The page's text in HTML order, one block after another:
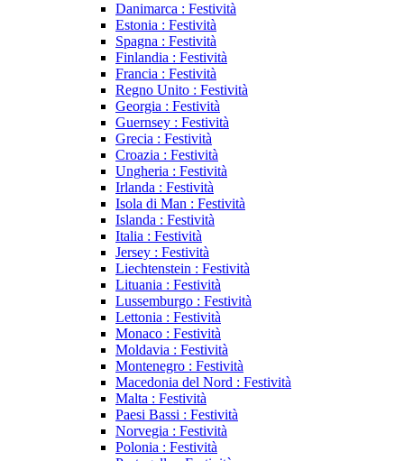
Danimarca : Festività
Estonia : Festività
Spagna : Festività
Finlandia : Festività
Francia : Festività
Regno Unito : Festività
Georgia : Festività
Guernsey : Festività
Grecia : Festività
Croazia : Festività
Ungheria : Festività
Irlanda : Festività
Isola di Man : Festività
Islanda : Festività
Italia : Festività
Jersey : Festività
Liechtenstein : Festività
Lituania : Festività
Lussemburgo : Festività
Lettonia : Festività
Monaco : Festività
Moldavia : Festività
Montenegro : Festività
Macedonia del Nord : Festività
Malta : Festività
Paesi Bassi : Festività
Norvegia : Festività
Polonia : Festività